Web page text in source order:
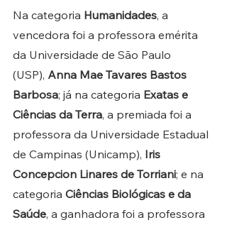
Na categoria Humanidades, a
vencedora foi a professora emérita
da Universidade de São Paulo
(USP), Anna Mae Tavares Bastos
Barbosa; já na categoria Exatas e
Ciências da Terra, a premiada foi a
professora da Universidade Estadual
de Campinas (Unicamp), Iris
Concepcion Linares de Torriani; e na
categoria Ciências Biológicas e da
Saúde, a ganhadora foi a professora